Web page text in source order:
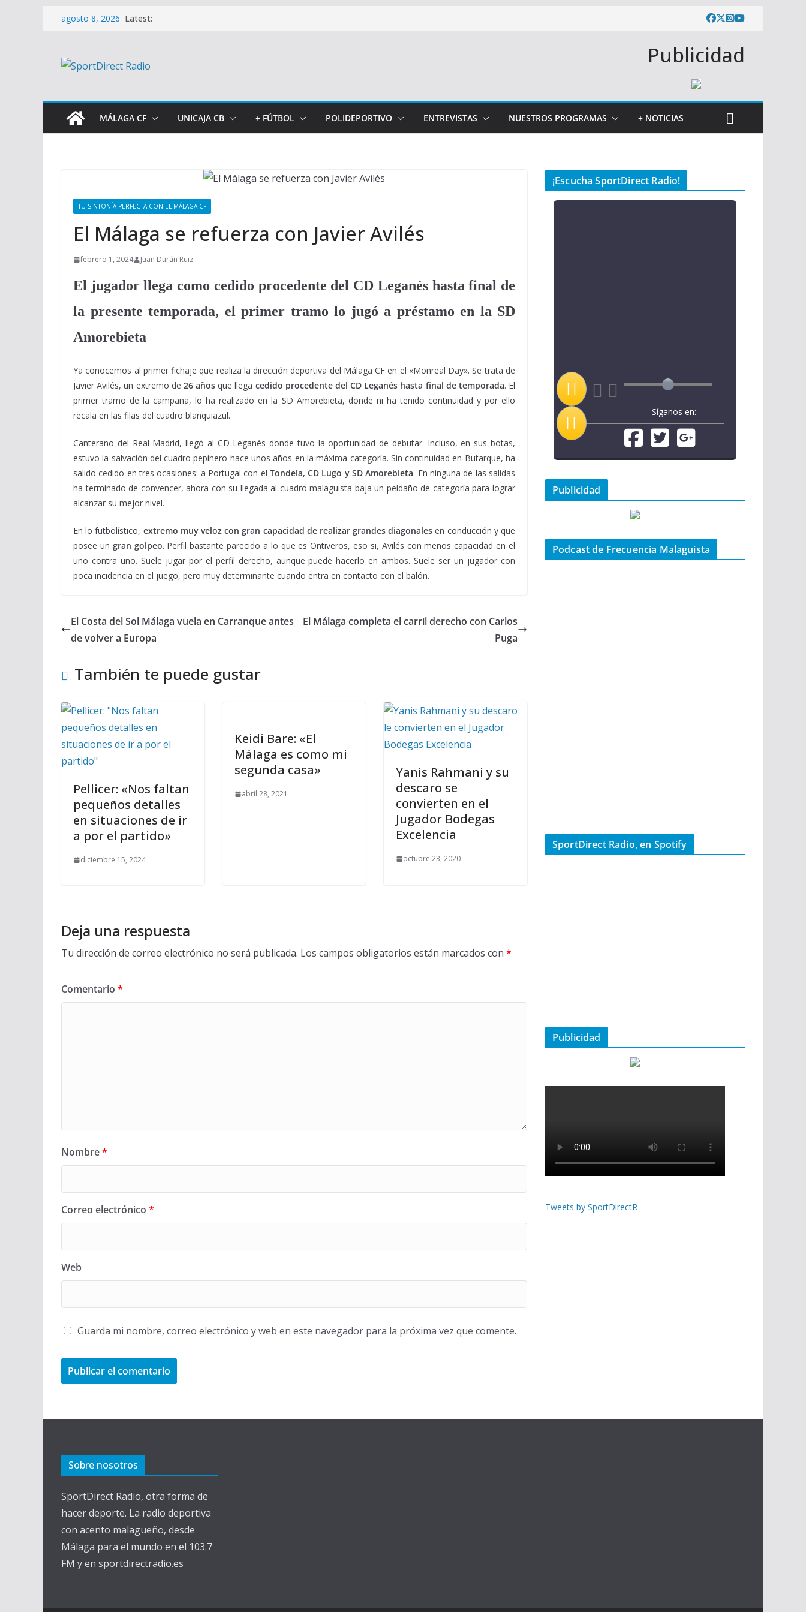
Saltaragosto 8, 2026 Latest:
Publicidad
MÁLAGA CF UNICAJA CB + FÚTBOL POLIDEPORTIVO ENTREVISTAS NUESTROS PROGRAMAS + NOTICIAS
TU SINTONÍA PERFECTA CON EL MÁLAGA CF
El Málaga se refuerza con Javier Avilés
febrero 1, 2024 Juan Durán Ruiz
El jugador llega como cedido procedente del CD Leganés hasta final de
la presente temporada, el primer tramo lo jugó a préstamo en la SD
Amorebieta
Ya conocemos al primer fichaje que realiza la dirección deportiva del Málaga CF en el «Monreal Day». Se trata de
Javier Avilés, un extremo de 26 años que llega cedido procedente del CD Leganés hasta final de temporada. El
primer tramo de la campaña, lo ha realizado en la SD Amorebieta, donde ni ha tenido continuidad y por ello
recala en las filas del cuadro blanquiazul.
Canterano del Real Madrid, llegó al CD Leganés donde tuvo la oportunidad de debutar. Incluso, en sus botas,
estuvo la salvación del cuadro pepinero hace unos años en la máxima categoría. Sin continuidad en Butarque, ha
salido cedido en tres ocasiones: a Portugal con el Tondela, CD Lugo y SD Amorebieta. En ninguna de las salidas
ha terminado de convencer, ahora con su llegada al cuadro malaguista baja un peldaño de categoría para lograr
alcanzar su mejor nivel.
En lo futbolístico, extremo muy veloz con gran capacidad de realizar grandes diagonales en conducción y que
posee un gran golpeo. Perfil bastante parecido a lo que es Ontiveros, eso si, Avilés con menos capacidad en el
uno contra uno. Suele jugar por el perfil derecho, aunque puede hacerlo en ambos. Suele ser un jugador con
poca incidencia en el juego, pero muy determinante cuando entra en contacto con el balón.
El Costa del Sol Málaga vuela en Carranque antes
de volver a Europa
El Málaga completa el carril derecho con Carlos
Puga
También te puede gustar
Pellicer: «Nos faltan
pequeños detalles
en situaciones de ir
a por el partido»
diciembre 15, 2024
Keidi Bare: «El
Málaga es como mi
segunda casa»
abril 28, 2021
Yanis Rahmani y su
descaro se
convierten en el
Jugador Bodegas
Excelencia
octubre 23, 2020
Deja una respuesta
Tu dirección de correo electrónico no será publicada. Los campos obligatorios están marcados con *
Comentario *
Nombre*
Correo electrónico *
Web
Guarda mi nombre, correo electrónico y web en este navegador para la próxima vez que comente.
¡Escucha SportDirect Radio!
Síganos en:
Publicidad
Podcast de Frecuencia Malaguista
SportDirect Radio, en Spotify
Publicidad
Tweets by SportDirectR
Sobre nosotros
SportDirect Radio, otra forma de
hacer deporte. La radio deportiva
con acento malagueño, desde
Málaga para el mundo en el 103.7
FM y en sportdirectradio.es